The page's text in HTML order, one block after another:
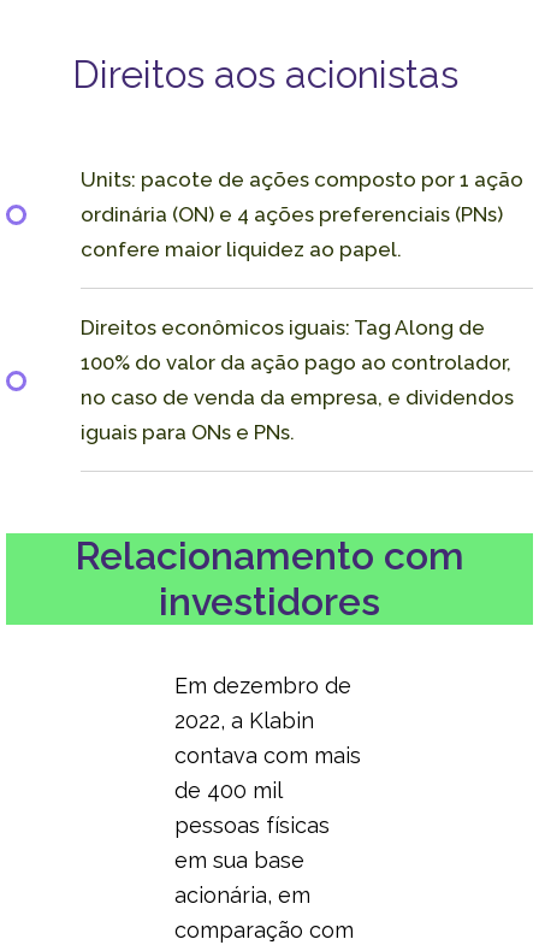
Direitos aos acionistas
Units: pacote de ações composto por 1 ação
ordinária (ON) e 4 ações preferenciais (PNs)
confere maior liquidez ao papel.
Direitos econômicos iguais: Tag Along de
100% do valor da ação pago ao controlador,
no caso de venda da empresa, e dividendos
iguais para ONs e PNs.
Relacionamento com
investidores
Em dezembro de
2022, a Klabin
contava com mais
de 400 mil
pessoas físicas
em sua base
acionária, em
comparação com